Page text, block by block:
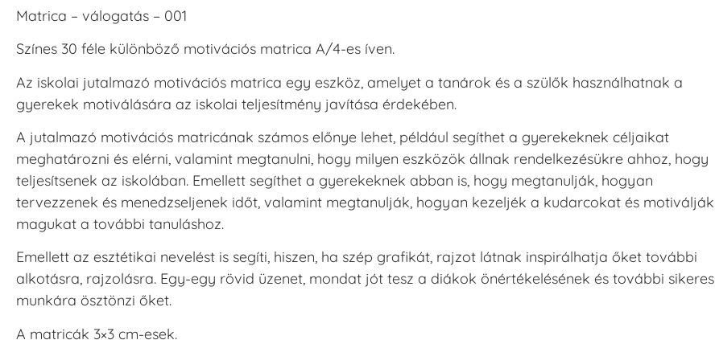
Matrica – válogatás – 001
Színes 30 féle különböző motivációs matrica A/4-es íven.
Az iskolai jutalmazó motivációs matrica egy eszköz, amelyet a tanárok és a szülők használhatnak a
gyerekek motiválására az iskolai teljesítmény javítása érdekében.
A jutalmazó motivációs matricának számos előnye lehet, például segíthet a gyerekeknek céljaikat
meghatározni és elérni, valamint megtanulni, hogy milyen eszközök állnak rendelkezésükre ahhoz, hogy
teljesítsenek az iskolában. Emellett segíthet a gyerekeknek abban is, hogy megtanulják, hogyan
tervezzenek és menedzseljenek időt, valamint megtanulják, hogyan kezeljék a kudarcokat és motiválják
magukat a további tanuláshoz.
Emellett az esztétikai nevelést is segíti, hiszen, ha szép grafikát, rajzot látnak inspirálhatja őket további
alkotásra, rajzolásra. Egy-egy rövid üzenet, mondat jót tesz a diákok önértékelésének és további sikeres
munkára ösztönzi őket.
A matricák 3×3 cm-esek.